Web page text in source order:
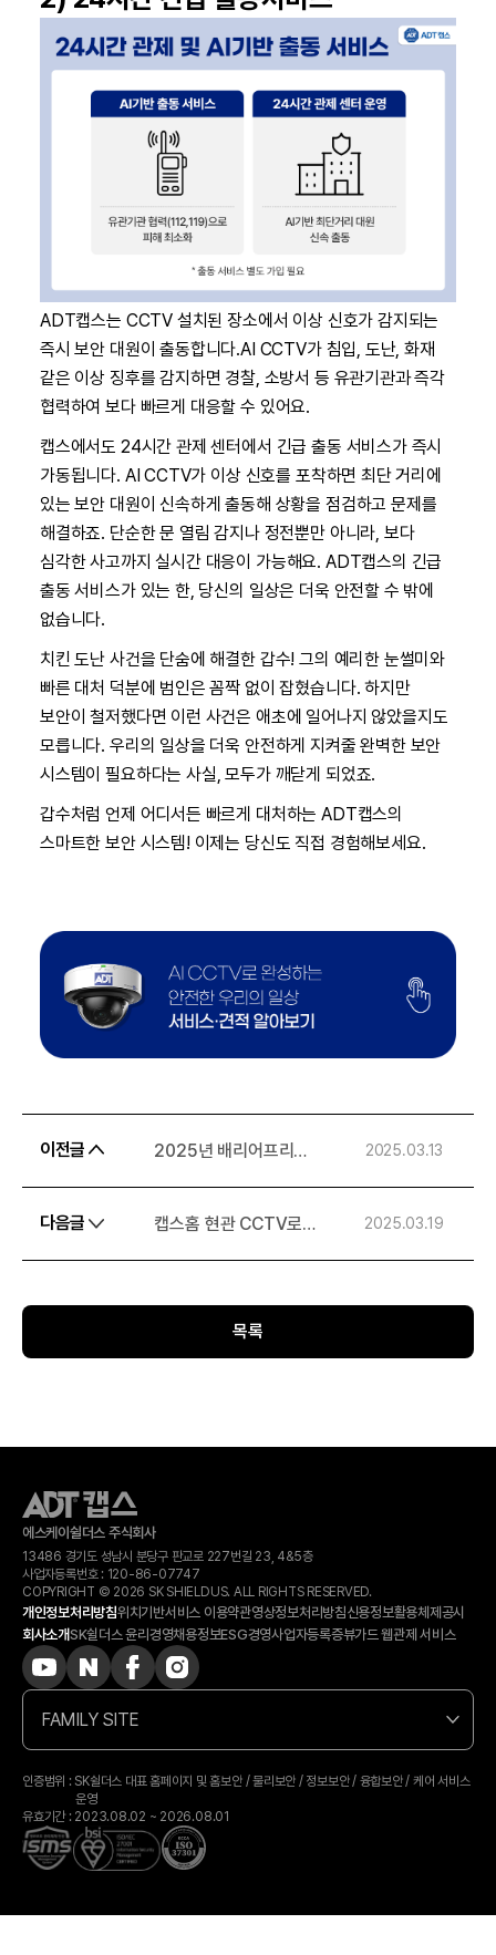
ADT캡스는 CCTV 설치된 장소에서 이상 신호가 감지되는
즉시 보안 대원이 출동합니다.AI CCTV가 침입, 도난, 화재
같은 이상 징후를 감지하면 경찰, 소방서 등 유관기관과 즉각
협력하여 보다 빠르게 대응할 수 있어요.
캡스에서도 24시간 관제 센터에서 긴급 출동 서비스가 즉시
가동됩니다. AI CCTV가 이상 신호를 포착하면 최단 거리에
있는 보안 대원이 신속하게 출동해 상황을 점검하고 문제를
해결하죠. 단순한 문 열림 감지나 정전뿐만 아니라, 보다
심각한 사고까지 실시간 대응이 가능해요. ADT캡스의 긴급
출동 서비스가 있는 한, 당신의 일상은 더욱 안전할 수 밖에
없습니다.
치킨 도난 사건을 단숨에 해결한 갑수! 그의 예리한 눈썰미와
빠른 대처 덕분에 범인은 꼼짝 없이 잡혔습니다. 하지만
보안이 철저했다면 이런 사건은 애초에 일어나지 않았을지도
모릅니다. 우리의 일상을 더욱 안전하게 지켜줄 완벽한 보안
시스템이 필요하다는 사실, 모두가 깨닫게 되었죠.
갑수처럼 언제 어디서든 빠르게 대처하는 ADT캡스의
스마트한 보안 시스템! 이제는 당신도 직접 경험해보세요.
이전글
2025년 배리어프리
2025.03.13
다음글
캡스홈 현관 CCTV로
2025.03.19
목록
에스케이쉴더스 주식회사
13486 경기도 성남시 분당구 판교로 227번길 23, 4&5층
사업자등록번호 : 120-​86-​07747
COPYRIGHT © 2026 SK SHIELDUS. ALL RIGHTS RESERVED.
개인정보처리방침위치기반서비스 이용약관영상정보처리방침신용정보활용체제공시
회사소개SK쉴더스 윤리경영채용정보ESG경영사업자등록증뷰가드 웹관제 서비스
FAMILY SITE
인증범위 : SK쉴더스 대표 홈페이지 및 홈보안 / 물리보안 / 정보보안 / 융합보안 / 케어 서비스
운영
유효기간 : 2023.08.02 ~ 2026.08.01